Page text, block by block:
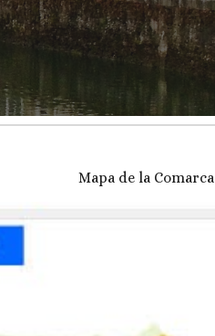
Mapa de la Comarca